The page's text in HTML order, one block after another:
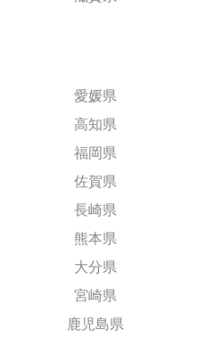
愛媛県
高知県
福岡県
佐賀県
長崎県
熊本県
大分県
宮崎県
鹿児島県